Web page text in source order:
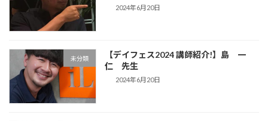
2024年6月20日
未分類
【デイフェス2024 講師紹介!】島 一
仁 先生
2024年6月20日